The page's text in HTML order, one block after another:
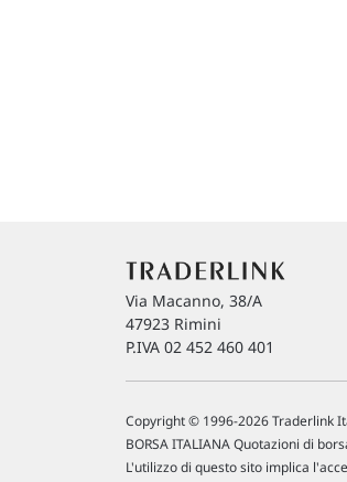
Via Macanno, 38/A
47923 Rimini
P.IVA 02 452 460 401
Copyright © 1996-2026 Traderlink
BORSA ITALIANA Quotazioni di
L'utilizzo di questo sito implica